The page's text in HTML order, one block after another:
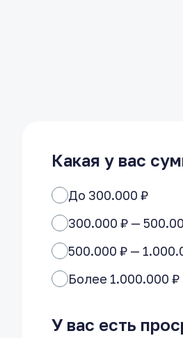
Какая у вас
До 300.000 ₽
300.000 ₽ —
500.000 ₽ —
Более 1.000.000 ₽
У вас есть